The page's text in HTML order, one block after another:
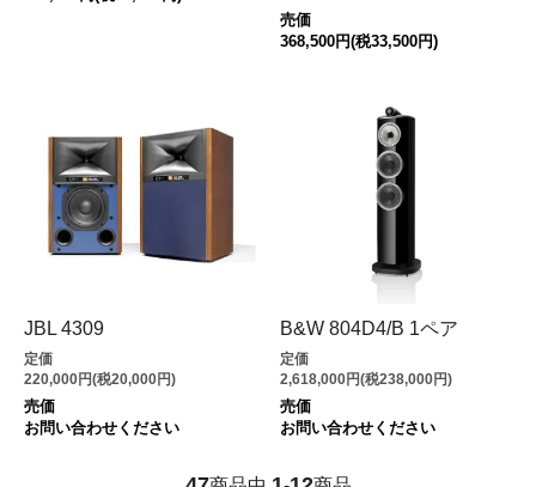
売価
368,500円(税33,500円)
JBL 4309
定価
220,000円(税20,000円)
売価
お問い合わせください
B&W 804D4/B 1ペア
定価
2,618,000円(税238,000円)
売価
お問い合わせください